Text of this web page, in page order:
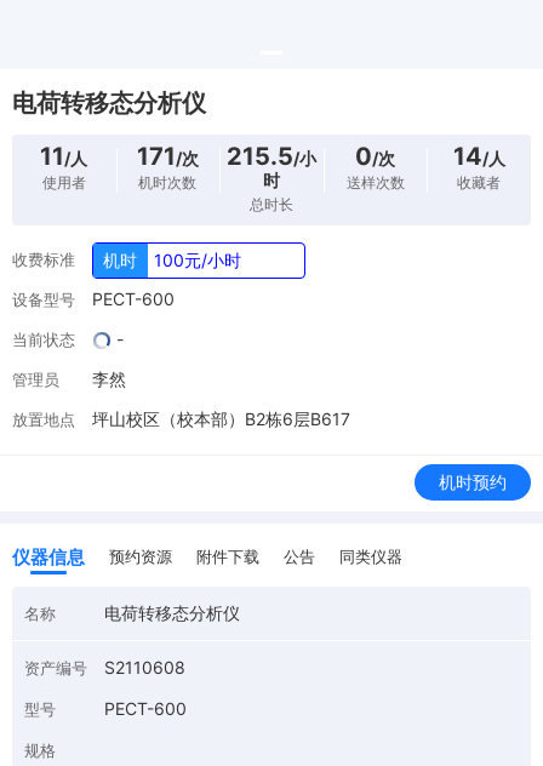
电荷转移态分析仪
11/人
使用者
171/次
机时次数
215.5/小
时
总时长
0/次
送样次数
14/人
收藏者
收费标准 机时 100元/小时
设备型号 PECT-600
当前状态 -
管理员 李然
放置地点 坪山校区（校本部）B2栋6层B617
机时预约
仪器信息 预约资源 附件下载 公告 同类仪器
名称 电荷转移态分析仪
资产编号 S2110608
型号 PECT-600
规格